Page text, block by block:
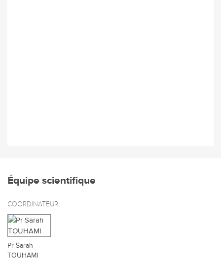
Équipe scientifique
COORDINATEUR
Pr Sarah
TOUHAMI